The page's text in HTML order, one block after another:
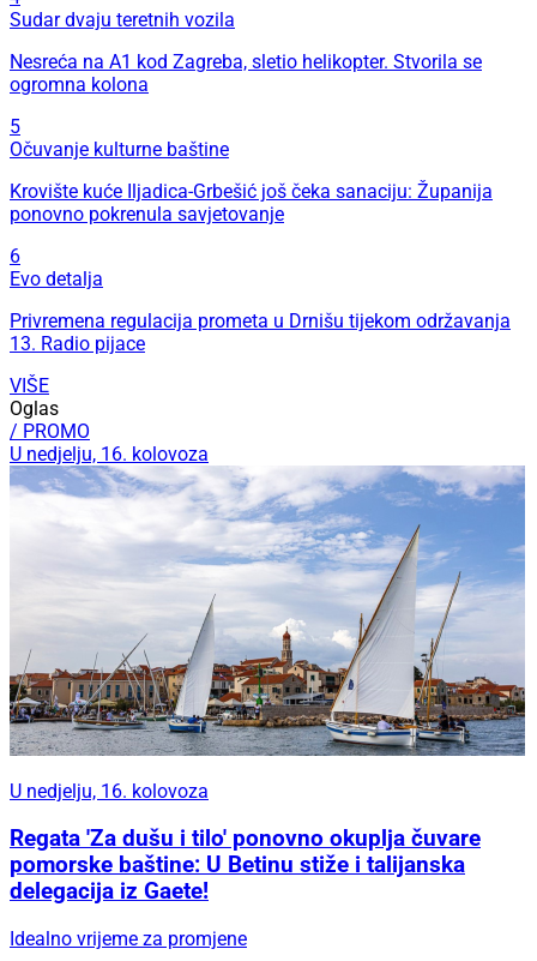
Sudar dvaju teretnih vozila
Nesreća na A1 kod Zagreba, sletio helikopter. Stvorila se
ogromna kolona
5
Očuvanje kulturne baštine
Krovište kuće Iljadica-Grbešić još čeka sanaciju: Županija
ponovno pokrenula savjetovanje
6
Evo detalja
Privremena regulacija prometa u Drnišu tijekom održavanja
13. Radio pijace
VIŠE
Oglas
/ PROMO
U nedjelju, 16. kolovoza
U nedjelju, 16. kolovoza
Regata 'Za dušu i tilo' ponovno okuplja čuvare
pomorske baštine: U Betinu stiže i talijanska
delegacija iz Gaete!
Idealno vrijeme za promjene